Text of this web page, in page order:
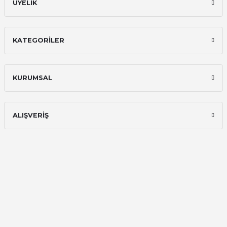
ÜYELİK
KATEGORİLER
KURUMSAL
ALIŞVERİŞ